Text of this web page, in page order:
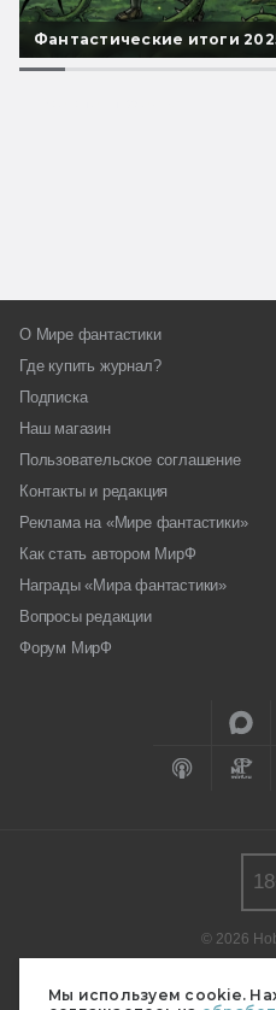
Мы используем cookie.
Фантастические итоги
О Мире фантастики
Где купить журнал?
Подписка
Наш магазин
Пользовательское соглашение
Контакты и редакция
Реклама на «Мире фантастики»
Как стать автором МирФ
Награды «Мира фантастики»
Вопросы редакции
Форум МирФ
© 2026